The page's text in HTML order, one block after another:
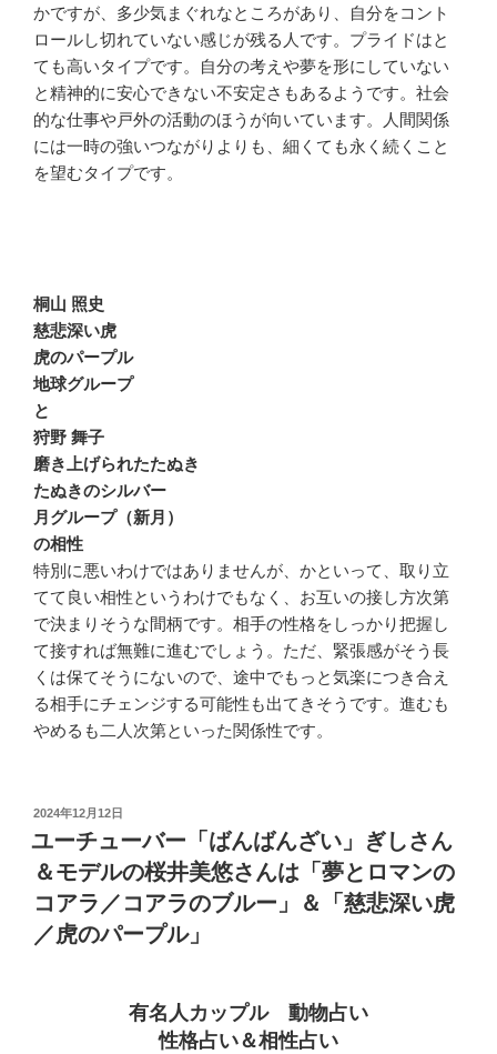
かですが、多少気まぐれなところがあり、自分をコント
ロールし切れていない感じが残る人です。プライドはと
ても高いタイプです。自分の考えや夢を形にしていない
と精神的に安心できない不安定さもあるようです。社会
的な仕事や戸外の活動のほうが向いています。人間関係
には一時の強いつながりよりも、細くても永く続くこと
を望むタイプです。
桐山 照史
慈悲深い虎
虎のパープル
地球グループ
と
狩野 舞子
磨き上げられたたぬき
たぬきのシルバー
月グループ（新月）
の相性
特別に悪いわけではありませんが、かといって、取り立
てて良い相性というわけでもなく、お互いの接し方次第
で決まりそうな間柄です。相手の性格をしっかり把握し
て接すれば無難に進むでしょう。ただ、緊張感がそう長
くは保てそうにないので、途中でもっと気楽につき合え
る相手にチェンジする可能性も出てきそうです。進むも
やめるも二人次第といった関係性です。
投
稿
日:
2024年12月12日
ユーチューバー「ばんばんざい」ぎしさん
＆モデルの桜井美悠さんは「夢とロマンの
コアラ／コアラのブルー」＆「慈悲深い虎
／虎のパープル」
有名人カップル 動物占い
性格占い＆相性占い